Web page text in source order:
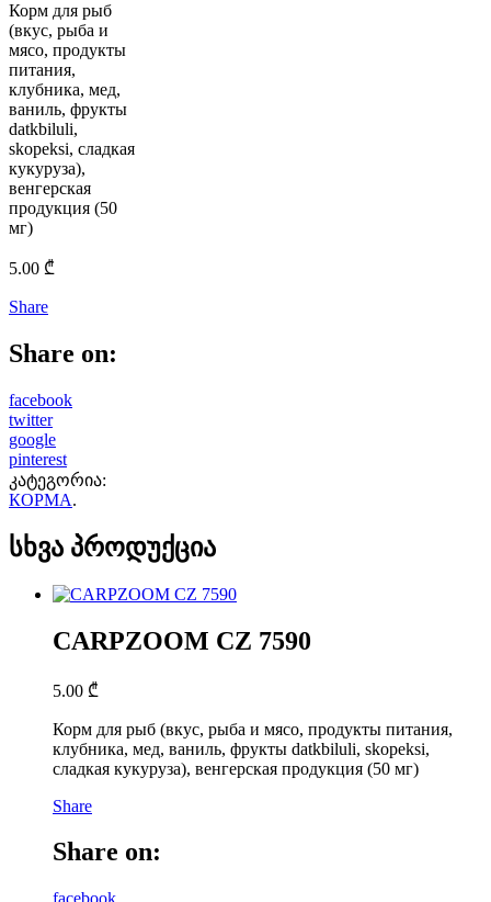
Корм для рыб
(вкус, рыба и
мясо, продукты
питания,
клубника, мед,
ваниль, фрукты
datkbiluli,
skopeksi, сладкая
кукуруза),
венгерская
продукция (50
мг)
5.00 ₾
Share
Share on:
facebook
twitter
google
pinterest
კატეგორია:
КОРМА.
სხვა პროდუქცია
CARPZOOM CZ 7590
5.00 ₾
Корм для рыб (вкус, рыба и мясо, продукты питания,
клубника, мед, ваниль, фрукты datkbiluli, skopeksi,
сладкая кукуруза), венгерская продукция (50 мг)
Share
Share on: